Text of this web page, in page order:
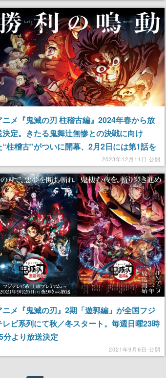
ンス
ニメ『鬼滅の刃 柱稽古編』2024年春から放
決定。きたる鬼舞辻無惨との決戦に向け
“柱稽古”がついに開幕、2月2日には第1話を
世界初公開するワールドツアー上映がスタート
2023年12月11日 公開
ニメ『鬼滅の刃』2期「遊郭編」が全国フジ
レビ系列にて秋／冬スタート。毎週日曜23時
分より放送決定
2021年9月6日 公開